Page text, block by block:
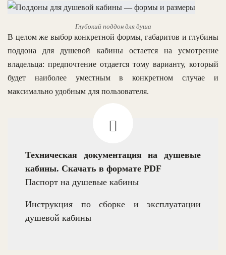
Глубокий поддон для душа
В целом же выбор конкретной формы, габаритов и глубины
поддона для душевой кабины остается на усмотрение
владельца: предпочтение отдается тому варианту, который
будет наиболее уместным в конкретном случае и
максимально удобным для пользователя.
Техническая документация на душевые
кабины. Скачать в формате PDF
Паспорт на душевые кабины
Инструкция по сборке и эксплуатации
душевой кабины